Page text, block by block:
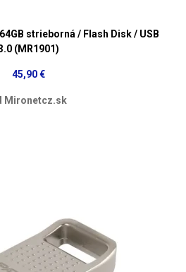
strieborná / Flash Disk / USB
(MR1901)
45,90 €
Mironetcz.sk